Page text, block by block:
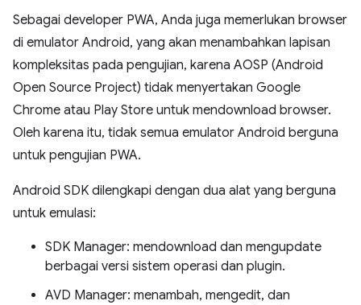
Sebagai developer PWA, Anda juga memerlukan browser
di emulator Android, yang akan menambahkan lapisan
kompleksitas pada pengujian, karena AOSP (Android
Open Source Project) tidak menyertakan Google
Chrome atau Play Store untuk mendownload browser.
Oleh karena itu, tidak semua emulator Android berguna
untuk pengujian PWA.
Android SDK dilengkapi dengan dua alat yang berguna
untuk emulasi:
SDK Manager: mendownload dan mengupdate
berbagai versi sistem operasi dan plugin.
AVD Manager: menambah, mengedit, dan